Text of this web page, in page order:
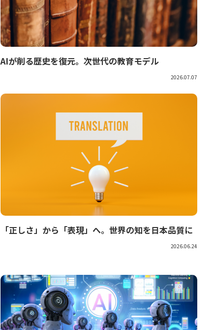
AIが削る歴史を復元。次世代の教育モデル
2026.07.07
「正しさ」から「表現」へ。世界の知を日本品質に
2026.06.24